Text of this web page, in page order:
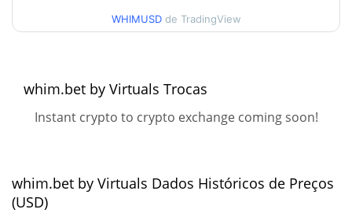
$0.00002557217
52 Semana Baixa / 52
$0.00002450406 /
Máxima de todos os
tempos
May 27, 2025 (1 anos atrás)
$0.00279417
99.10%
WHIMUSD de TradingView
whim.bet by Virtuals Trocas
Instant crypto to crypto exchange coming soon!
whim.bet by Virtuals Dados Históricos de Preços
(USD)